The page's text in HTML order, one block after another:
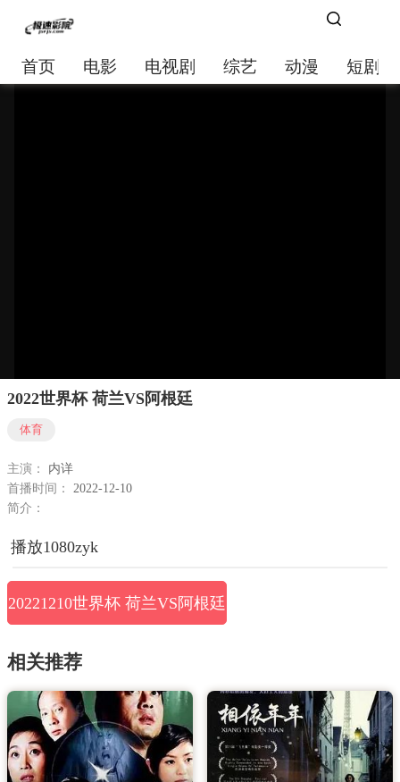
首页 电影 电视剧 综艺 动漫 短剧
2022世界杯 荷兰VS阿根廷
体育
主演：
内详
首播时间：
2022-12-10
简介：
播放1080zyk
20221210世界杯 荷兰VS阿根廷
相关推荐